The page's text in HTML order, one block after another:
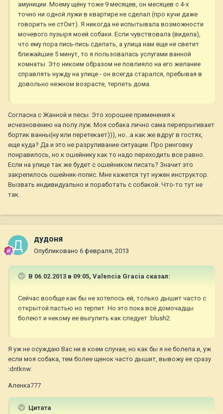
амуниции. Моему щёну тоже 9 месяцев, он месяцев с 4-х
точно ни одной лужи в квартире не сделал (про кучи даже
говорить не стОит). Я никогда не испытывала возможности
мочевого пузыря моей собаки. Если чувствовала (видела),
что ему пора пись-пись сделать, а улица нам еще не светит
ближайшие 5 минут, то я пользовалась услугами ванной
комнаты. Это никоим образом не повлияло на его желание
справлять нужду на улице - он всегда старался, пребывая в
довольно нежном возрасте, терпеть дома.
Согласна с Жанной и песы. Это хорошее применения к
исчезновению на полу луж. Моя собака лично сама перепрыгивает
бортик ванны(ну или перетекает))), но...а как же вдруг в гостях,
еще куда? Да и это не разруливание ситуации. Про ринговку
понравилось, но к ошейнику как то надо переходить все равно.
Если на улице так же будет с ошейником писать? Значит это
закрепилось ошейник-попис. Мне кажется тут нужен инструктор.
Вызвать индивидуально и поработать с собакой. Что-то тут не
так.
дудоня
Опубликовано 6 февраля, 2013
В 06.02.2013 в 09:05, Valencia Gracia сказал:
Сейчас вообще как бы не хотелось ей, только дышит часто с
открытой пастью но терпит. Но это пока все домочадцы
болеют и некому ее выгулить как следует :blush2:
Я уж не осуждаю Вас ни в коем случае, но как бы я не болела и, уж
если моя собака, тем более щенок часто дышит, вывожу ее сразу
:dntknw:
Аленка777
Цитата